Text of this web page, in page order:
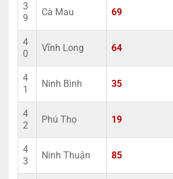
3
9
Cà Mau 69
4
0
Vĩnh Long 64
4
1
Ninh Bình 35
4
2
Phú Thọ 19
4
3
Ninh Thuận 85